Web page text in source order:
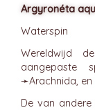
Argyronéta
Waterspin
Wereldwijd
aangepaste
➛Arachnida,
De van